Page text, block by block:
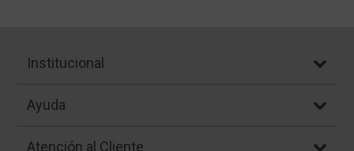
Institucional
Ayuda
Atención al Cliente